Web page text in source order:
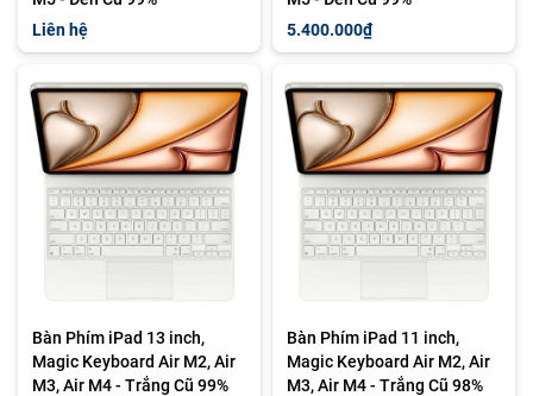
Liên hệ
5.400.000₫
Bàn Phím iPad 13 inch,
Magic Keyboard Air M2, Air
M3, Air M4 - Trắng Cũ 99%
Bàn Phím iPad 11 inch,
Magic Keyboard Air M2, Air
M3, Air M4 - Trắng Cũ 98%